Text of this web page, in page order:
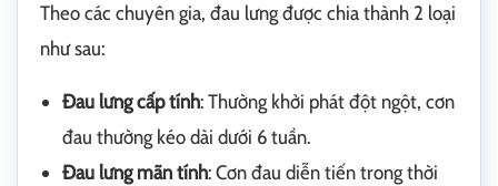
Theo các chuyên gia, đau lưng được chia thành 2 loại
như sau:
Đau lưng cấp tính: Thường khởi phát đột ngột, cơn
đau thường kéo dài dưới 6 tuần.
Đau lưng mãn tính: Cơn đau diễn tiến trong thời